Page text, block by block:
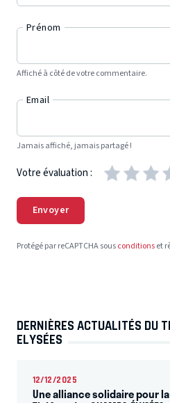
Prénom
Affiché à côté de votre commentaire.
Email
Jamais affiché, jamais partagé !
Votre évaluation :
Envoyer
Protégé par reCAPTCHA sousconditionset
DERNIÈRES ACTUALITÉS DU
ELYSÉES
12/12/2025
Une alliance solidaire pour